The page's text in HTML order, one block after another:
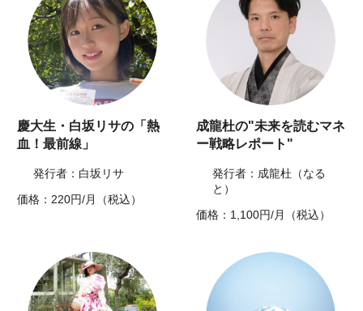
慶大生・白坂リサの「熱
血！最前線」
発行者：白坂リサ
価格：220円/月（税込）
成龍杜の"未来を読むマネ
ー戦略レポート"
発行者：成龍杜（なる
と）
価格：1,100円/月（税込）